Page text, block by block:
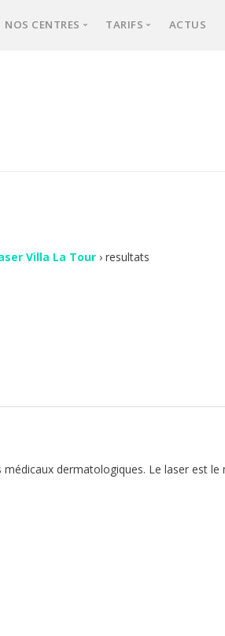
NOS CENTRES TARIFS ACTUS
Villa La Tour › resultats
médicaux dermatologiques. Le laser est le